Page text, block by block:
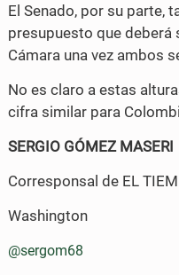
El Senado, por su parte,
presupuesto que deberá
Cámara una vez ambos
No es claro a estas
cifra similar para
SERGIO GÓMEZ MASERI
Corresponsal de EL
Washington
@sergom68